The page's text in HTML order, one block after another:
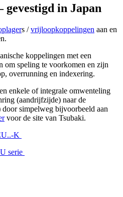
in Japan
s /vrijloopkoppelingen aan en
koppelingen met een
om speling te voorkomen en zijn
overrunning en indexering.
enkele of integrale omwenteling
(aandrijfzijde) naar de
simpelweg bijvoorbeeld aan
voor de site van Tsubaki.
K
serie